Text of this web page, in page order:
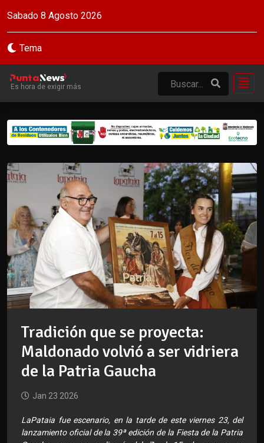
Sabado 8 Agosto 2026
Tema
Es hora de exigir más
Tradición que se proyecta:
Maldonado volvió a ser vidriera
de la Patria Gaucha
Jan 23 2026
LaPataia fue escenario, en la tarde de este viernes 23, del
lanzamiento oficial de la 39ª edición de la Fiesta de la Patria